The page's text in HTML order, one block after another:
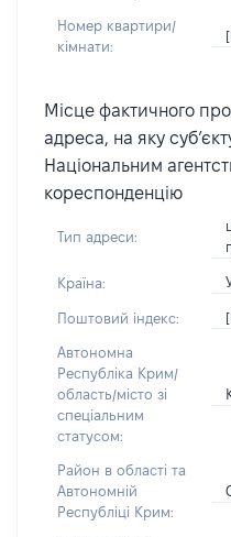
Номер квартири/
кімнати:
Місце фактичного
адреса, на яку
Національним
кореспонденцію
Тип адреси:
Країна:
Поштовий індекс:
Автономна
Республіка Крим/
область/місто зі
спеціальним
статусом:
Район в області та
Автономній
Республіці Крим: